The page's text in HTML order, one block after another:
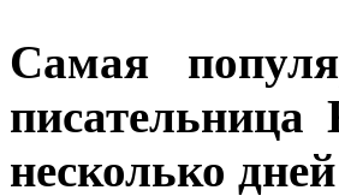
Самая
несколько